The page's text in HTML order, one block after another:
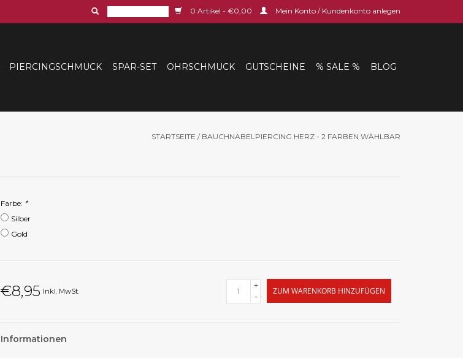
0 Artikel - €0,00 Mein Konto / Kundenkonto anlegen
PIERCINGSCHMUCK SPAR-SET OHRSCHMUCK GUTSCHEINE % SALE % BLOG
STARTSEITE / BAUCHNABELPIERCING HERZ - 2 FARBEN WÄHLBAR
Farbe: *
Silber
Gold
€8,95 Inkl. MwSt.
+
-
ZUM WARENKORB HINZUFÜGEN
Informationen